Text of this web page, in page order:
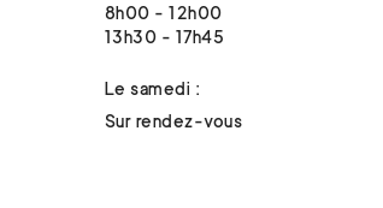
8h00 - 12h00
13h30 - 17h45
Le samedi :
Sur rendez-vous